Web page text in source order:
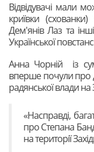
Відвідувачі мали
криївки
Дем'янів Лаз та
Української
Анна Чорній із
вперше почули про
радянської влади на
«Насправді,
про Степана
на території